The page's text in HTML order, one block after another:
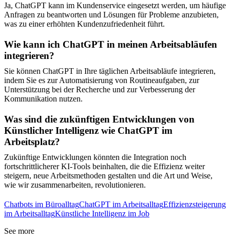
Ja, ChatGPT kann im Kundenservice eingesetzt werden, um häufige
Anfragen zu beantworten und Lösungen für Probleme anzubieten,
was zu einer erhöhten Kundenzufriedenheit führt.
Wie kann ich ChatGPT in meinen Arbeitsabläufen
integrieren?
Sie können ChatGPT in Ihre täglichen Arbeitsabläufe integrieren,
indem Sie es zur Automatisierung von Routineaufgaben, zur
Unterstützung bei der Recherche und zur Verbesserung der
Kommunikation nutzen.
Was sind die zukünftigen Entwicklungen von
Künstlicher Intelligenz wie ChatGPT im
Arbeitsplatz?
Zukünftige Entwicklungen könnten die Integration noch
fortschrittlicherer KI-Tools beinhalten, die die Effizienz weiter
steigern, neue Arbeitsmethoden gestalten und die Art und Weise,
wie wir zusammenarbeiten, revolutionieren.
Chatbots im BüroalltagChatGPT im ArbeitsalltagEffizienzsteigerung
im ArbeitsalltagKünstliche Intelligenz im Job
See more